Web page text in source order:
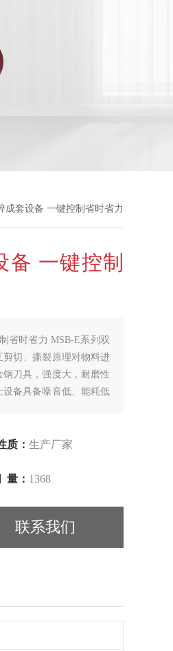
成套设备 一键控制省时省力
备 一键控制
省时省力 MSB-E系列双
切、撕裂原理对物料进
刀具，强度大，耐磨性
备具备噪音低、能耗低
质： 生产厂家
量： 1368
联系我们